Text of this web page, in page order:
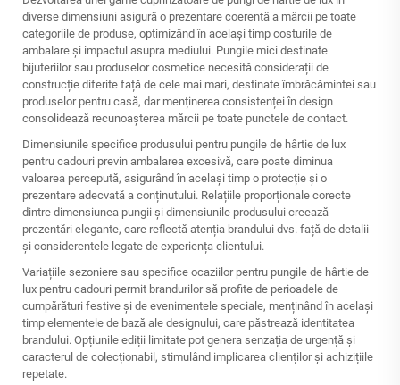
diverse dimensiuni asigură o prezentare coerentă a mărcii pe toate
categoriile de produse, optimizând în același timp costurile de
ambalare și impactul asupra mediului. Pungile mici destinate
bijuteriilor sau produselor cosmetice necesită considerații de
construcție diferite față de cele mai mari, destinate îmbrăcămintei sau
produselor pentru casă, dar menținerea consistenței în design
consolidează recunoașterea mărcii pe toate punctele de contact.
Dimensiunile specifice produsului pentru pungile de hârtie de lux
pentru cadouri previn ambalarea excesivă, care poate diminua
valoarea percepută, asigurând în același timp o protecție și o
prezentare adecvată a conținutului. Relațiile proporționale corecte
dintre dimensiunea pungii și dimensiunile produsului creează
prezentări elegante, care reflectă atenția brandului dvs. față de detalii
și considerentele legate de experiența clientului.
Variațiile sezoniere sau specifice ocaziilor pentru pungile de hârtie de
lux pentru cadouri permit brandurilor să profite de perioadele de
cumpărături festive și de evenimentele speciale, menținând în același
timp elementele de bază ale designului, care păstrează identitatea
brandului. Opțiunile ediții limitate pot genera senzația de urgență și
caracterul de colecționabil, stimulând implicarea clienților și achizițiile
repetate.